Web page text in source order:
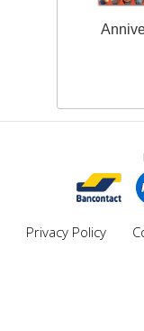
Privacy Policy